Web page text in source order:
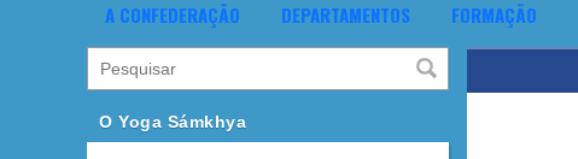
A CONFEDERAÇÃO DEPARTAMENTOS FORMAÇÃO
O Yoga Sámkhya